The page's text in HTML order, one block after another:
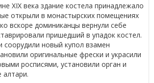
XIX века здание костела принадлежало
открыли в монастырских помещениях
вскоре доминиканцы вернули себе
пришедший в упадок костел.
соорудили новый купол взамен
оригинальные фрески и украсили
росписями, установили орган и
алтари.